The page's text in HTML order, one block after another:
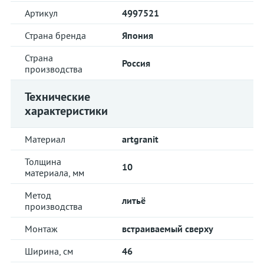
Артикул
4997521
Страна бренда
Япония
Страна
производства
Россия
Технические
характеристики
Материал
artgranit
Толщина
материала, мм
10
Метод
производства
литьё
Монтаж
встраиваемый сверху
Ширина, см
46